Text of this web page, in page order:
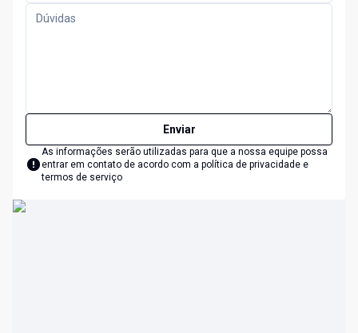
Enviar
As informações serão utilizadas para que a nossa equipe possa
entrar em contato de acordo com a política de privacidade e
termos de serviço